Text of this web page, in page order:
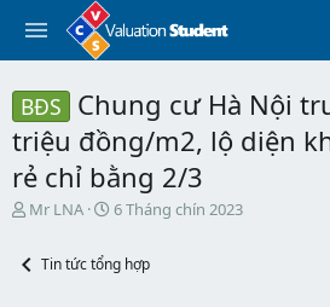
BĐS
Chung cư Hà Nội
triệu đồng/m2, lộ diện
rẻ chỉ bằng 2/3
T
e
Mr LNA
N
y
6 Tháng chín 2023
Tin tức tổng hợp